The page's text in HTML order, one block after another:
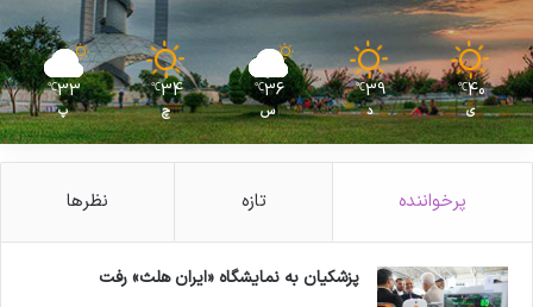
40
℃
ی
39
℃
د
36
℃
س
34
℃
چ
33
℃
پ
پرخواننده تازه نظرها
پزشکیان به نمایشگاه «ایران هلث» رفت